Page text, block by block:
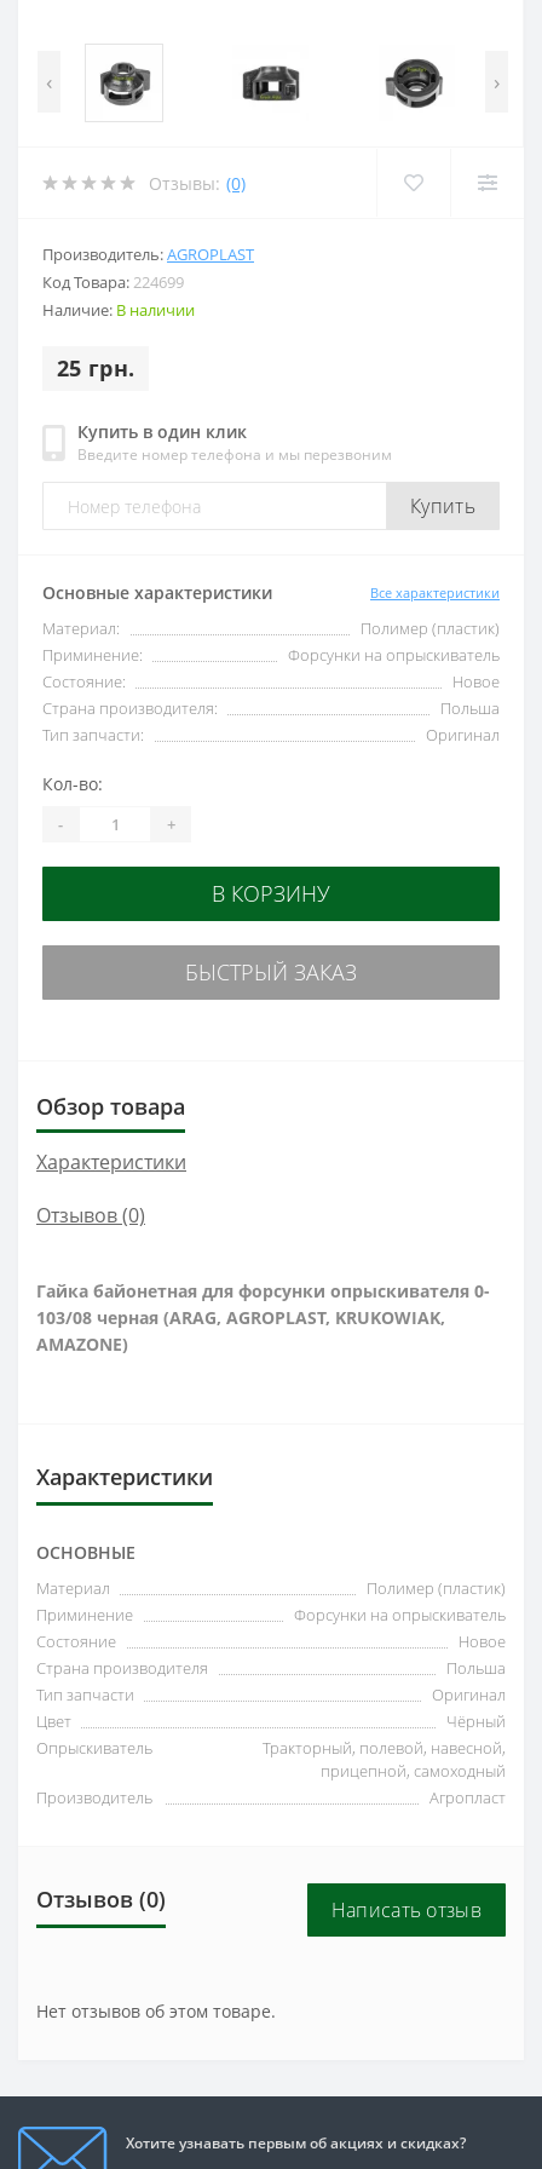
‹ ›
Отзывы: (0)
Производитель:AGROPLAST
Код Товара:224699
Наличие: В наличии
25 грн.
Купить в один клик
Введите номер телефона и мы перезвоним
Купить
Основные характеристики Все характеристики
Материал:
Полимер (пластик)
Приминение:
Форсунки на опрыскиватель
Состояние:
Новое
Страна производителя:
Польша
Тип запчасти:
Оригинал
Кол-во:
- +
В КОРЗИНУ
БЫСТРЫЙ ЗАКАЗ
Обзор товара
Характеристики
Отзывов (0)
Гайка байонетная для форсунки опрыскивателя 0-
103/08 черная (ARAG, AGROPLAST, KRUKOWIAK,
AMAZONE)
Характеристики
ОСНОВНЫЕ
Материал
Полимер (пластик)
Приминение
Форсунки на опрыскиватель
Состояние
Новое
Страна производителя
Польша
Тип запчасти
Оригинал
Цвет
Чёрный
Опрыскиватель
Тракторный, полевой, навесной,
прицепной, самоходный
Производитель
Агропласт
Отзывов (0) Написать отзыв
Нет отзывов об этом товаре.
Хотите узнавать первым об акциях и скидках?